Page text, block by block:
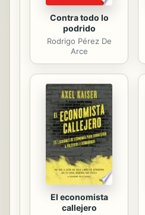
Contra todo lo
podrido
Rodrigo Pérez De
Arce
El economista
callejero